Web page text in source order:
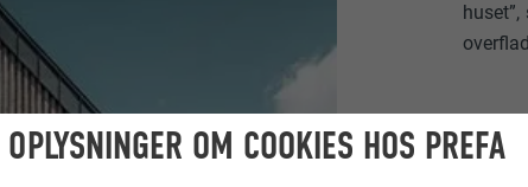
OPLYSNINGER OM COOKIES HOS PREFA